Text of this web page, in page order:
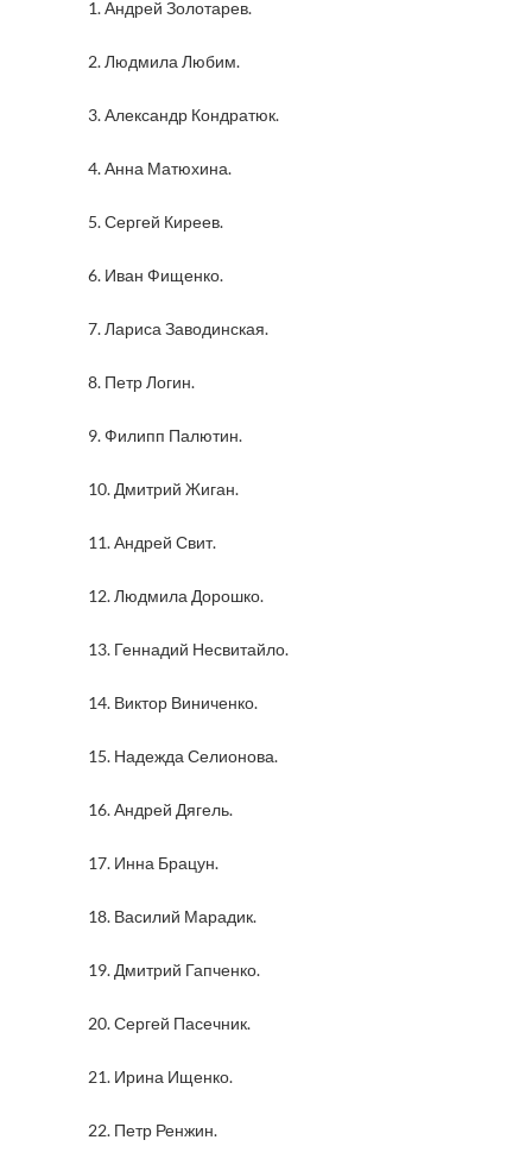
1. Андрей Золотарев.
2. Людмила Любим.
3. Александр Кондратюк.
4. Анна Матюхина.
5. Сергей Киреев.
6. Иван Фищенко.
7. Лариса Заводинская.
8. Петр Логин.
9. Филипп Палютин.
10. Дмитрий Жиган.
11. Андрей Свит.
12. Людмила Дорошко.
13. Геннадий Несвитайло.
14. Виктор Виниченко.
15. Надежда Селионова.
16. Андрей Дягель.
17. Инна Брацун.
18. Василий Марадик.
19. Дмитрий Гапченко.
20. Сергей Пасечник.
21. Ирина Ищенко.
22. Петр Ренжин.